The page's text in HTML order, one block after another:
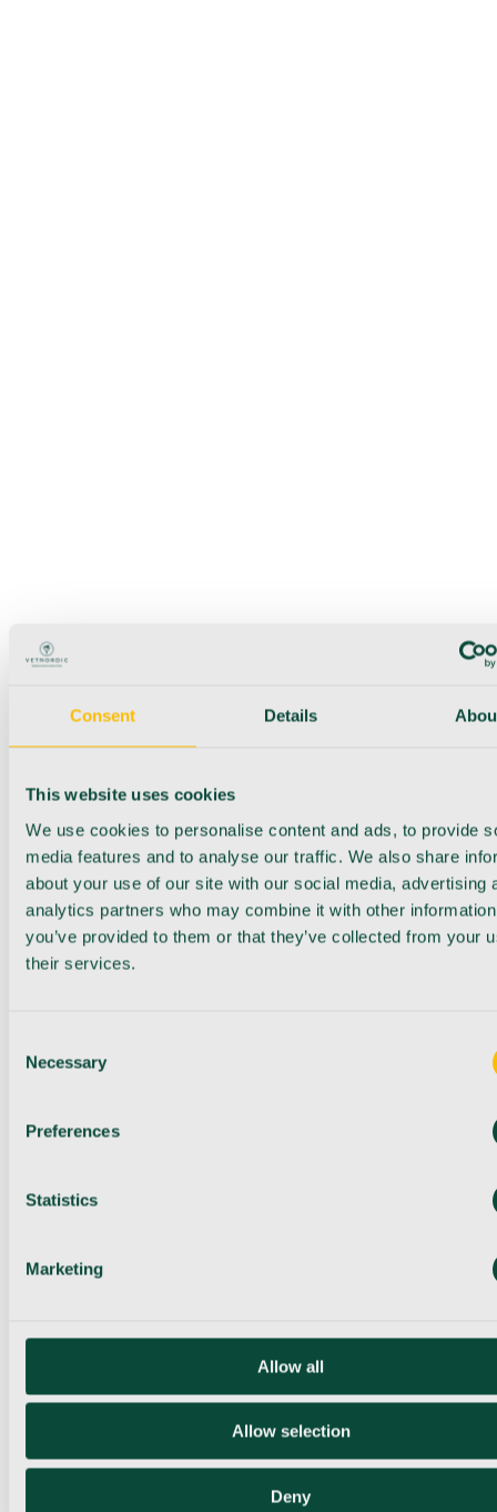
Consent Details
This website uses cookies
We use cookies to personalise content and ads, to provide
media features and to analyse our traffic. We also share
about your use of our site with our social media, advertising
analytics partners who may combine it with other
you’ve provided to them or that they’ve collected from your
their services.
Selection
Necessary
Preferences
Statistics
Marketing
Allow all
Allow selection
Deny